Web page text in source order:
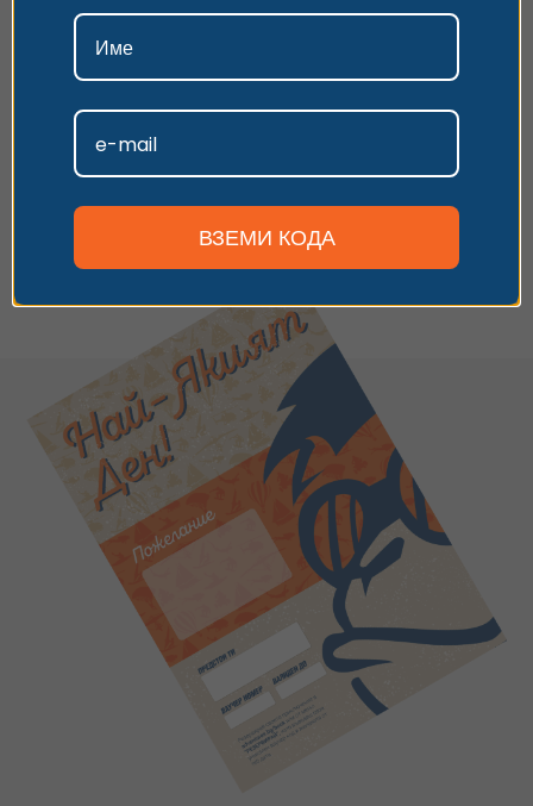
иливаучер за друго преживяване?
Въведи кода и следвай стъпките,
време на плащането.
Виж опциите
поверителност.
ВЗЕМИ КОДА